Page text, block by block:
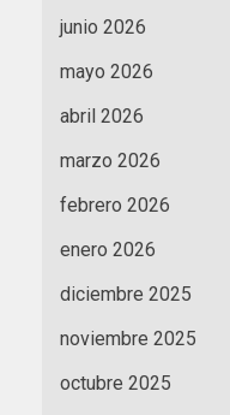
junio 2026
mayo 2026
abril 2026
marzo 2026
febrero 2026
enero 2026
diciembre 2025
noviembre 2025
octubre 2025